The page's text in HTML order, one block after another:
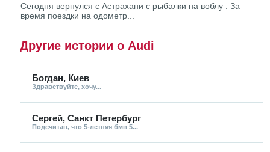
Сегодня вернулся с Астрахани с рыбалки на воблу . За
время поездки на одометр...
Другие истории о Audi
Богдан, Киев
Здравствуйте, хочу...
Сергей, Санкт Петербург
Подсчитав, что 5-летняя бмв 5...